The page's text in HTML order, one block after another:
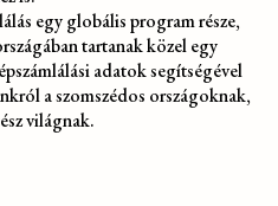
egy globális program része,
tartanak közel egy
adatok segítségével
a szomszédos országoknak,
világnak.